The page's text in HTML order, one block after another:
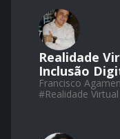
Realidade
Inclusão
Francisco
#Realidade Virtual